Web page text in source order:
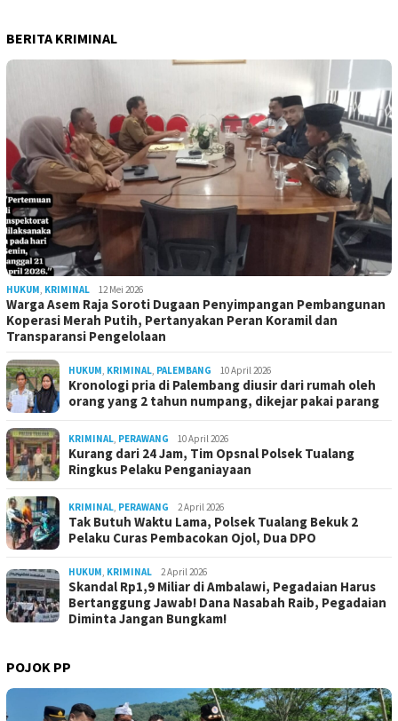
BERITA KRIMINAL
HUKUM, KRIMINAL 12 Mei 2026
Warga Asem Raja Soroti Dugaan Penyimpangan Pembangunan
Koperasi Merah Putih, Pertanyakan Peran Koramil dan
Transparansi Pengelolaan
HUKUM, KRIMINAL, PALEMBANG 10 April 2026
Kronologi pria di Palembang diusir dari rumah oleh
orang yang 2 tahun numpang, dikejar pakai parang
KRIMINAL, PERAWANG 10 April 2026
Kurang dari 24 Jam, Tim Opsnal Polsek Tualang
Ringkus Pelaku Penganiayaan
KRIMINAL, PERAWANG 2 April 2026
Tak Butuh Waktu Lama, Polsek Tualang Bekuk 2
Pelaku Curas Pembacokan Ojol, Dua DPO
HUKUM, KRIMINAL 2 April 2026
Skandal Rp1,9 Miliar di Ambalawi, Pegadaian Harus
Bertanggung Jawab! Dana Nasabah Raib, Pegadaian
Diminta Jangan Bungkam!
POJOK PP